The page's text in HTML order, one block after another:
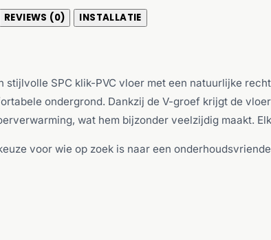
REVIEWS (0) INSTALLATIE
stijlvolle SPC klik-PVC vloer met een natuurlijke
ondergrond. Dankzij de V-groef krijgt de
wat hem bijzonder veelzijdig maakt.
voor wie op zoek is naar een